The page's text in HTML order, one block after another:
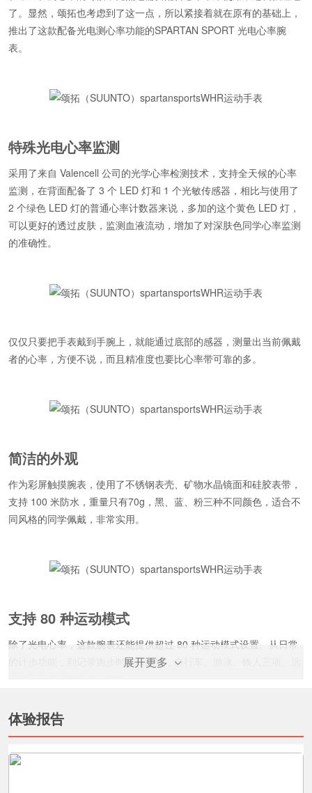
了。显然，颂拓也考虑到了这一点，所以紧接着就在原有的基础上，
推出了这款配备光电测心率功能的SPARTAN SPORT 光电心率腕
表。
特殊光电心率监测
采用了来自 Valencell 公司的光学心率检测技术，支持全天候的心率
监测，在背面配备了 3 个 LED 灯和 1 个光敏传感器，相比与使用了
2 个绿色 LED 灯的普通心率计数器来说，多加的这个黄色 LED 灯，
可以更好的透过皮肤，监测血液流动，增加了对深肤色同学心率监测
的准确性。
仅仅只要把手表戴到手腕上，就能通过底部的感器，测量出当前佩戴
者的心率，方便不说，而且精准度也要比心率带可靠的多。
简洁的外观
作为彩屏触摸腕表，使用了不锈钢表壳、矿物水晶镜面和硅胶表带，
支持 100 米防水，重量只有70g，黑、蓝、粉三种不同颜色，适合不
同风格的同学佩戴，非常实用。
支持 80 种运动模式
除了光电心率，这款腕表还能提供超过 80 种运动模式设置。从日常
的计步功能，到记录跑步时间和路线，自行车、游泳、铁人三项、远
展开更多
体验报告